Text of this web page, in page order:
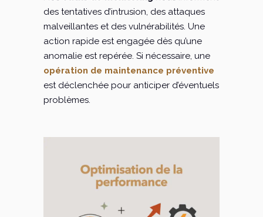
des tentatives d’intrusion, des attaques
malveillantes et des vulnérabilités. Une
action rapide est engagée dès qu’une
anomalie est repérée. Si nécessaire, une
opération de maintenance préventive
est déclenchée pour anticiper d’éventuels
problèmes.